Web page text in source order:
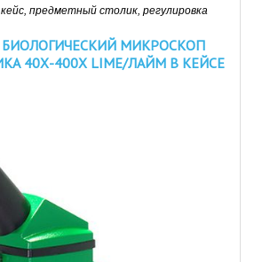
кейс, предметный столик, регулировка